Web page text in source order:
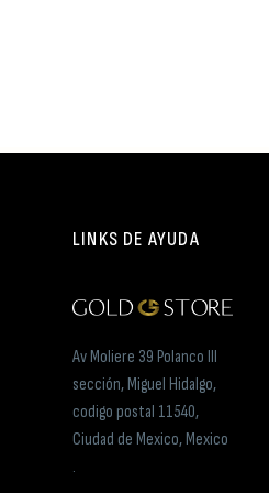
LINKS DE AYUDA
Av Moliere 39 Polanco III
sección, Miguel Hidalgo,
codigo postal 11540,
Ciudad de Mexico, Mexico
.